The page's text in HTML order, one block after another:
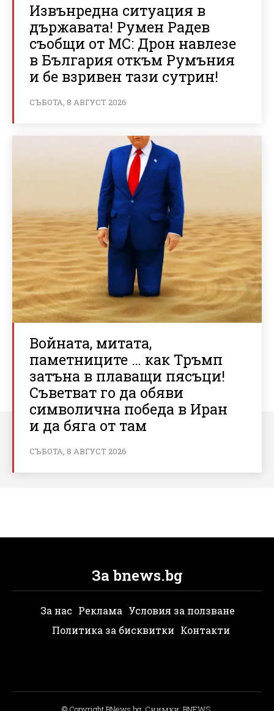
Извънредна ситуация в
държавата! Румен Радев
съобщи от МС: Дрон навлезе
в България откъм Румъния
и бе взривен тази сутрин!
СЪБОТА, 8 АВГУСТ 2026
Войната, митата,
паметниците … как Тръмп
затъна в плаващи пясъци!
Съветват го да обяви
символична победа в Иран
и да бяга от там
СЪБОТА, 8 АВГУСТ 2026
За bnews.bg
За нас Реклама Условия за ползване
Политика за бисквитки Контакти